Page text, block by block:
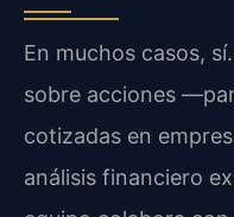
En muchos casos,
sobre acciones
cotizadas en
análisis financiero